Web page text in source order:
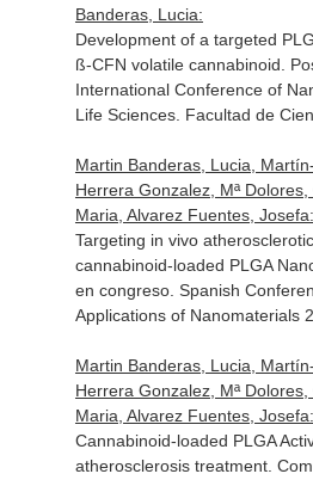
Banderas, Lucia:
Development of a targeted
ß-CFN volatile cannabinoid.
International Conference of
Life Sciences. Facultad de
Martin Banderas, Lucia,
Herrera Gonzalez, Mª
Maria, Alvarez Fuentes, Josefa:
Targeting in vivo
cannabinoid-loaded PLGA
en congreso. Spanish
Applications of Nanomaterials
Martin Banderas, Lucia,
Herrera Gonzalez, Mª
Maria, Alvarez Fuentes, Josefa:
Cannabinoid-loaded PLGA
atherosclerosis treatment.